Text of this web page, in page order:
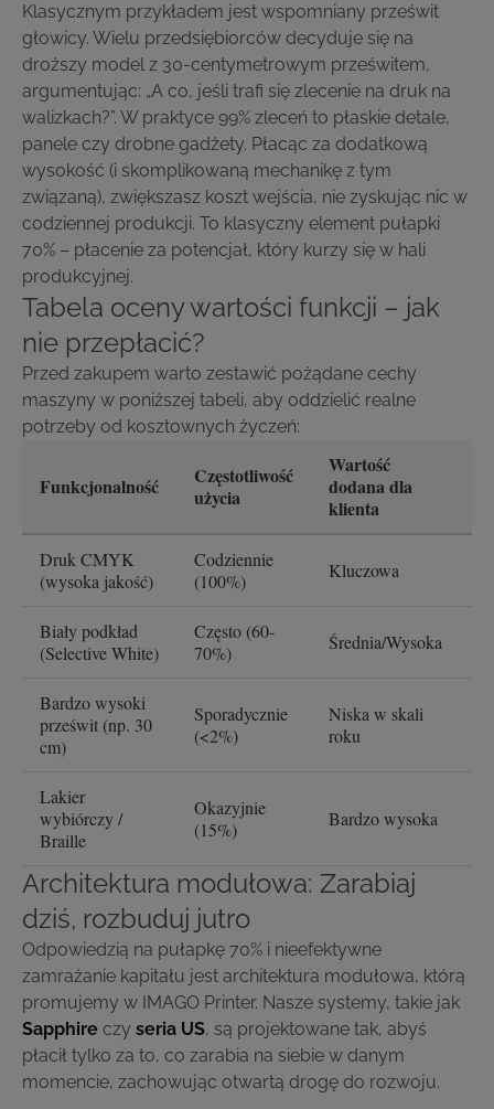
Klasycznym przykładem jest wspomniany prześwit
głowicy. Wielu przedsiębiorców decyduje się na
droższy model z 30-centymetrowym prześwitem,
argumentując: „A co, jeśli trafi się zlecenie na druk na
walizkach?”. W praktyce 99% zleceń to płaskie detale,
panele czy drobne gadżety. Płacąc za dodatkową
wysokość (i skomplikowaną mechanikę z tym
związaną), zwiększasz koszt wejścia, nie zyskując nic w
codziennej produkcji. To klasyczny element pułapki
70% – płacenie za potencjał, który kurzy się w hali
produkcyjnej.
Tabela oceny wartości funkcji – jak
nie przepłacić?
Przed zakupem warto zestawić pożądane cechy
maszyny w poniższej tabeli, aby oddzielić realne
potrzeby od kosztownych życzeń:
Funkcjonalność
Częstotliwość
użycia
Wartość
dodana dla
klienta
Druk CMYK
(wysoka jakość)
Codziennie
(100%)
Kluczowa
Biały podkład
(Selective White)
Często (60-
70%)
Średnia/Wysoka
Bardzo wysoki
prześwit (np. 30
cm)
Sporadycznie
(<2%)
Niska w skali
roku
Lakier
wybiórczy /
Braille
Okazyjnie
(15%)
Bardzo wysoka
Architektura modułowa: Zarabiaj
dziś, rozbuduj jutro
Odpowiedzią na pułapkę 70% i nieefektywne
zamrażanie kapitału jest architektura modułowa, którą
promujemy w IMAGO Printer. Nasze systemy, takie jak
Sapphire czy seria US, są projektowane tak, abyś
płacił tylko za to, co zarabia na siebie w danym
momencie, zachowując otwartą drogę do rozwoju.